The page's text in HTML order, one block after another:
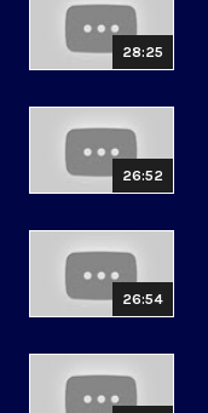
28:25
26:52
26:54